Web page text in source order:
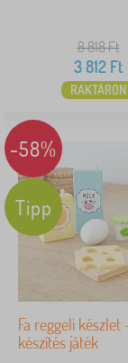
8 818Ft
3 812Ft
RAKTÁRON
-58%
Tipp
Fa reggeli készlet
készítés játék